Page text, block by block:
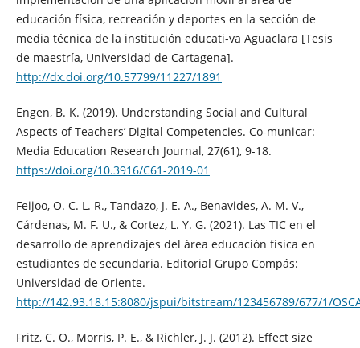
educación física, recreación y deportes en la sección de
media técnica de la institución educati-va Aguaclara [Tesis
de maestría, Universidad de Cartagena].
http://dx.doi.org/10.57799/11227/1891
Engen, B. K. (2019). Understanding Social and Cultural
Aspects of Teachers’ Digital Competencies. Co-municar:
Media Education Research Journal, 27(61), 9-18.
https://doi.org/10.3916/C61-2019-01
Feijoo, O. C. L. R., Tandazo, J. E. A., Benavides, A. M. V.,
Cárdenas, M. F. U., & Cortez, L. Y. G. (2021). Las TIC en el
desarrollo de aprendizajes del área educación física en
estudiantes de secundaria. Editorial Grupo Compás:
Universidad de Oriente.
http://142.93.18.15:8080/jspui/bitstream/123456789/677/1/
Fritz, C. O., Morris, P. E., & Richler, J. J. (2012). Effect size